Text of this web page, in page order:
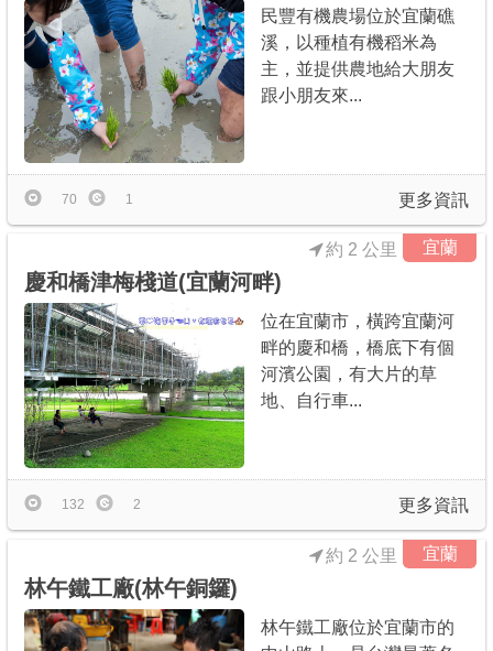
民豐有機農場位於宜蘭礁
溪，以種植有機稻米為
主，並提供農地給大朋友
跟小朋友來...
更多資訊
70 1
宜蘭
約 2 公里
慶和橋津梅棧道(宜蘭河畔)
位在宜蘭市，橫跨宜蘭河
畔的慶和橋，橋底下有個
河濱公園，有大片的草
地、自行車...
更多資訊
132 2
宜蘭
約 2 公里
林午鐵工廠(林午銅鑼)
林午鐵工廠位於宜蘭市的